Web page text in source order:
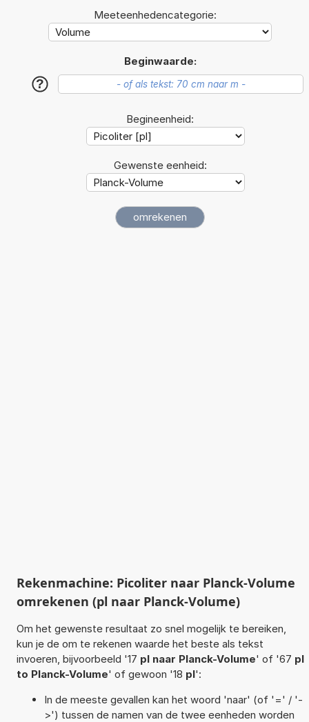
Meeteenhedencategorie:
Beginwaarde:
?
Begineenheid:
Gewenste eenheid:
Rekenmachine: Picoliter naar Planck-Volume
omrekenen (pl naar Planck-Volume)
Om het gewenste resultaat zo snel mogelijk te bereiken,
kun je de om te rekenen waarde het beste als tekst
invoeren, bijvoorbeeld '17 pl naar Planck-Volume' of '67 pl
to Planck-Volume' of gewoon '18 pl':
In de meeste gevallen kan het woord 'naar' (of '=' / '-
>') tussen de namen van de twee eenheden worden